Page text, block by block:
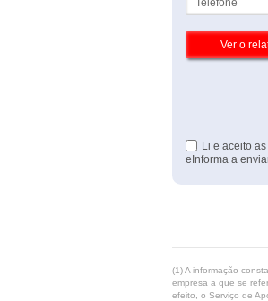
Li e aceito as
eInforma a
(1) A informação
empresa a que se
efeito, o Serviço de